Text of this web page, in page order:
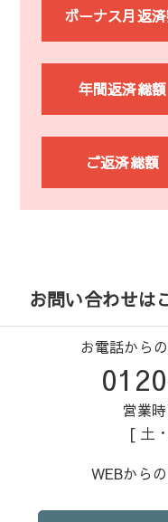
ボーナス月返
年間返済総額
ご返済総額
お問い合わせは
お電話から
営業
[ 土
WEBから